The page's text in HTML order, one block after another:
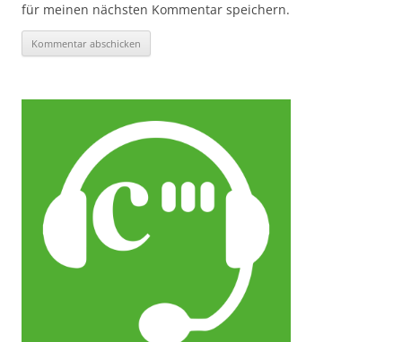
für meinen nächsten Kommentar speichern.